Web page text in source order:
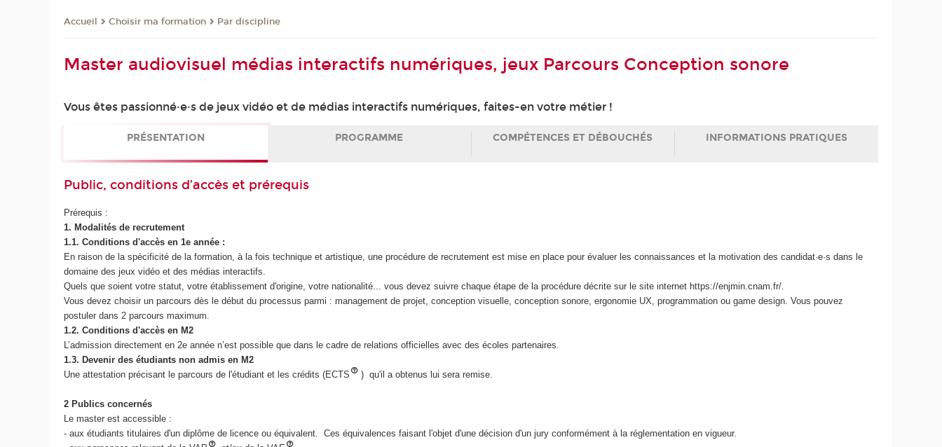
Accueil Choisir ma formation Par discipline
Master audiovisuel médias interactifs numériques, jeux Parcours Conception sonore
Vous êtes passionné·e·s de jeux vidéo et de médias interactifs numériques, faites-en votre métier !
PRÉSENTATION PROGRAMME COMPÉTENCES ET DÉBOUCHÉS INFORMATIONS PRATIQUES
Public, conditions d’accès et prérequis
Prérequis :
1. Modalités de recrutement
1.1. Conditions d'accès en 1e année :
En raison de la spécificité de la formation, à la fois technique et artistique, une procédure de recrutement est mise en place pour évaluer les connaissances et la motivation des candidat·e·s dans le
domaine des jeux vidéo et des médias interactifs.
Quels que soient votre statut, votre établissement d'origine, votre nationalité... vous devez suivre chaque étape de la procédure décrite sur le site internet https://enjmin.cnam.fr/.
Vous devez choisir un parcours dès le début du processus parmi : management de projet, conception visuelle, conception sonore, ergonomie UX, programmation ou game design. Vous pouvez
postuler dans 2 parcours maximum.
1.2. Conditions d'accès en M2
L’admission directement en 2e année n’est possible que dans le cadre de relations officielles avec des écoles partenaires.
1.3. Devenir des étudiants non admis en M2
Une attestation précisant le parcours de l'étudiant et les crédits (ECTS
) qu'il a obtenus lui sera remise.
2 Publics concernés
Le master est accessible :
- aux étudiants titulaires d'un diplôme de licence ou équivalent. Ces équivalences faisant l'objet d'une décision d'un jury conformément à la réglementation en vigueur.